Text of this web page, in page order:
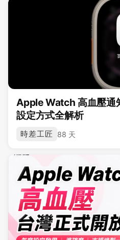
Apple Watch 高血壓通
設定方式全解析
時差工匠 88 天